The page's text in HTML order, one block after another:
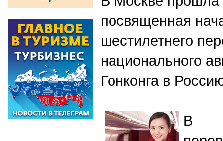
посвященная
шестилетнего
национального
Гонконга в
В